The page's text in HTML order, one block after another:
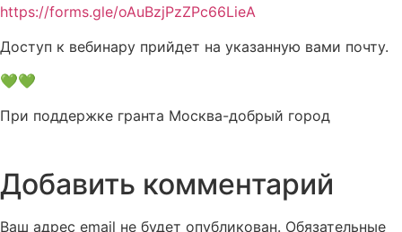
https://forms.gle/oAuBzjPzZPc66LieA
Доступ к вебинару прийдет на указанную вами почту.
💚💚
При поддержке гранта Москва-добрый город
Добавить комментарий
Ваш адрес email не будет опубликован. Обязательные